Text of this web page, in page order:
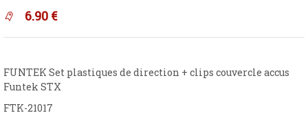
6.90 €
FUNTEK Set plastiques de direction + clips couvercle accus
Funtek STX
FTK-21017